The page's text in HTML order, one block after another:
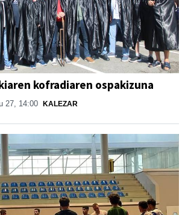
kofradiaren ospakizuna
27, 14:00 KALEZAR